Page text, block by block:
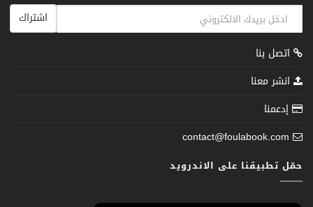
اشتراك
اتصل بنا
انشر معنا
إدعمنا
contact@foulabook.com
حمّل تطبيقنا على الاندرويد